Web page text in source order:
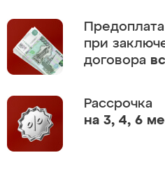
Предоплата
при
договора
Рассрочка
на 3, 4, 6